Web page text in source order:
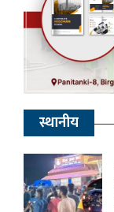
स्थानीय